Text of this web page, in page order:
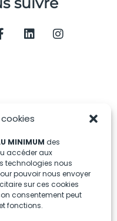
MINIMUM des
accéder aux
technologies nous
pouvoir nous envoyer
sur ces cookies
consentement peut
fonctions.